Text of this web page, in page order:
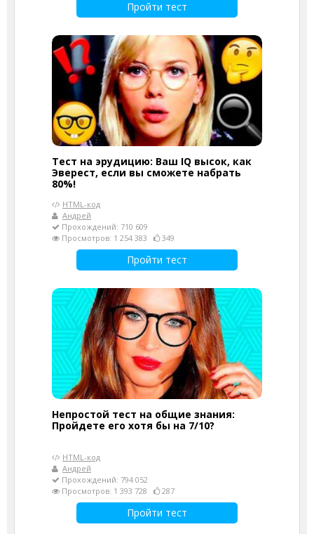
Пройти тест
Тест на эрудицию: Ваш IQ высок, как
Эверест, если вы сможете набрать
80%!
HTML-код
Андрей
Прохождений: 710 609
Просмотров: 1 254 383
349
Пройти тест
Непростой тест на общие знания:
Пройдете его хотя бы на 7/10?
HTML-код
Андрей
Прохождений: 794 052
Просмотров: 1 393 728
287
Пройти тест